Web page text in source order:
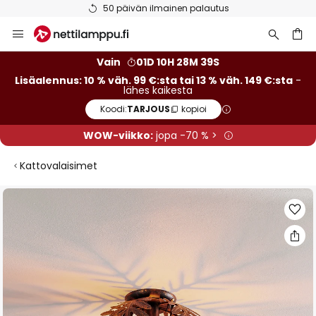
50 päivän ilmainen palautus
to
Vain
01D 10H 28M 39S
Lisäalennus: 10 % väh. 99 €:sta tai 13 % väh. 149 €:sta -
lähes kaikesta
Koodi:TARJOUS kopioi
WOW-viikko:jopa -70 % >
Kattovalaisimet
Skip
end
images